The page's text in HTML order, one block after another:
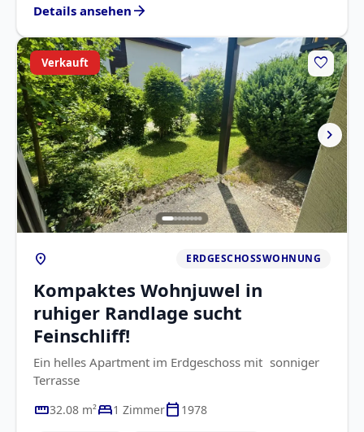
Details ansehen arrow_forward
chevron_right
Verkauft favorite
location_on ERDGESCHOSSWOHNUNG
Kompaktes Wohnjuwel in
ruhiger Randlage sucht
Feinschliff!
Ein helles Apartment im Erdgeschoss mit sonniger
Terrasse
straighten32.08 m²bed1 Zimmercalendar_today 1978